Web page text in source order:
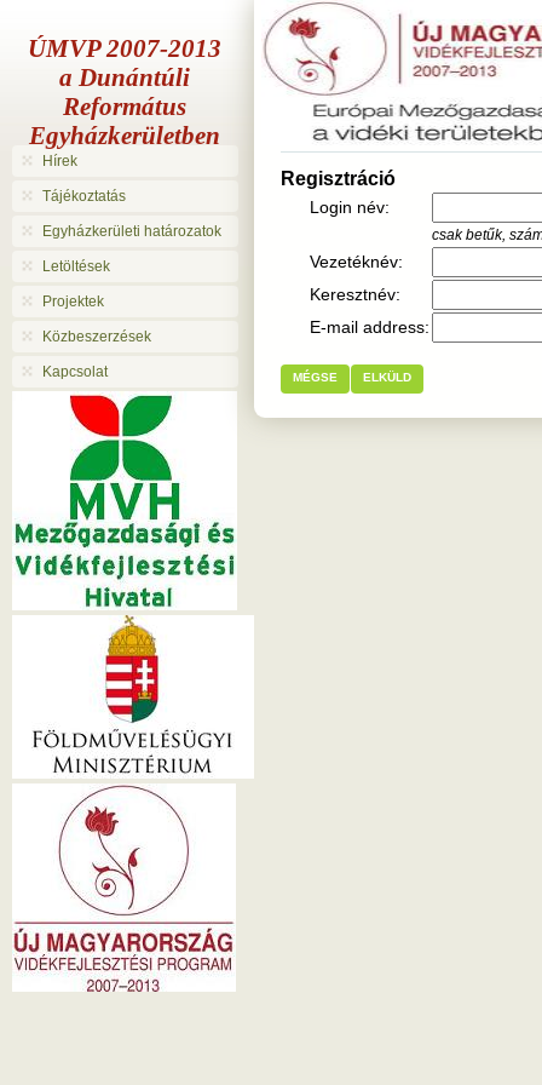
ÚMVP 2007-2013
a Dunántúli
Református
Egyházkerületben
Hírek
Tájékoztatás
Egyházkerületi határozatok
Letöltések
Projektek
Közbeszerzések
Kapcsolat
Regisztráció
Login név:
csak betűk,
Vezetéknév:
Keresztnév:
E-mail address:
MÉGSE ELKÜLD